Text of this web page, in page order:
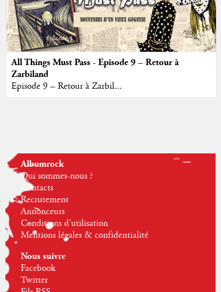
All Things Must Pass - Episode 9 – Retour à
Zarbiland
Episode 9 – Retour à Zarbil...
Albumrock
Qui sommes-nous ?
Contacts
Recrutement
Annonceurs
Conditions d'utilisation
Mentions légales & confidentialité
Nous suivre
Facebook
Twitter